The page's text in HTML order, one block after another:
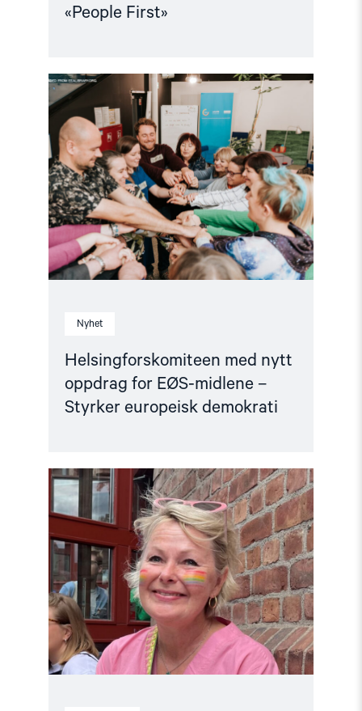
«People First»
Nyhet
Helsingforskomiteen med nytt
oppdrag for EØS-midlene –
Styrker europeisk demokrati
Read
article
"Helsingforskomiteen
med
nytt
oppdrag
for
EØS-
midlene
–
Styrker
europeisk
demokrati"
Read
article
"Fortsatt
er
ingen
fri
før
alle
er
fri"